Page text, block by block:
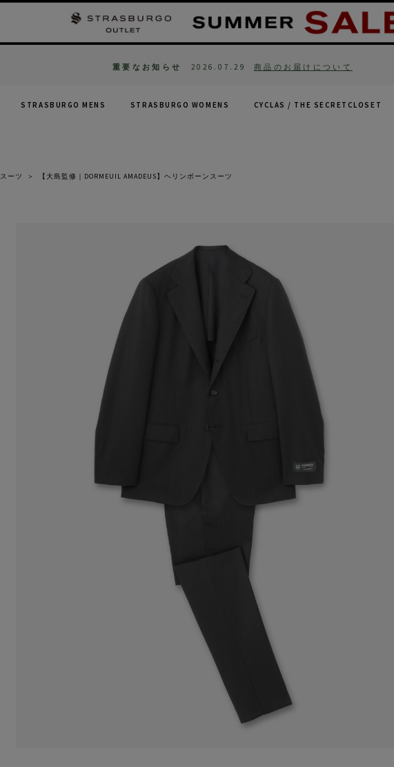
重要なお知らせ 2026.07.29 商品のお届けについて
STRASBURGO MENS STRASBURGO WOMENS CYCLAS / THE SECRETCLOSET
スーツ ＞ 【大島監修｜DORMEUIL AMADEUS】ヘリンボーンスーツ